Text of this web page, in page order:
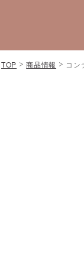
TOP 商品情報 コン